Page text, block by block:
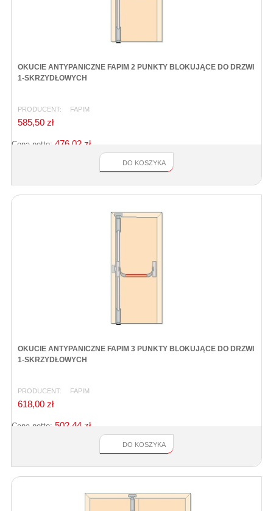
OKUCIE ANTYPANICZNE FAPIM 2 PUNKTY BLOKUJĄCE DO DRZWI
1-SKRZYDŁOWYCH
PRODUCENT: FAPIM
585,50 zł
Cena netto: 476,02 zł
DO KOSZYKA
OKUCIE ANTYPANICZNE FAPIM 3 PUNKTY BLOKUJĄCE DO DRZWI
1-SKRZYDŁOWYCH
PRODUCENT: FAPIM
618,00 zł
Cena netto: 502,44 zł
DO KOSZYKA